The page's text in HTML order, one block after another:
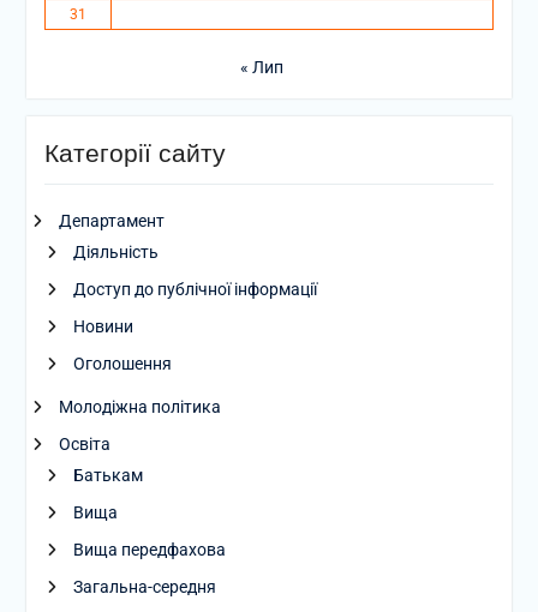
31
« Лип
Категорії сайту
Департамент
Діяльність
Доступ до публічної інформації
Новини
Оголошення
Молодіжна політика
Освіта
Батькам
Вища
Вища передфахова
Загальна-середня